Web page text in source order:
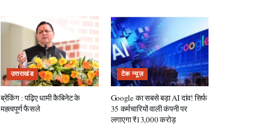
उत्तराखंड
ब्रेकिंग : पढ़िए धामी कैबिनेट के
महत्वपूर्ण फैसले
टेक न्यूज़
Google का सबसे बड़ा AI दांव! सिर्फ
35 कर्मचारियों वाली कंपनी पर
लगाएगा ₹13,000 करोड़